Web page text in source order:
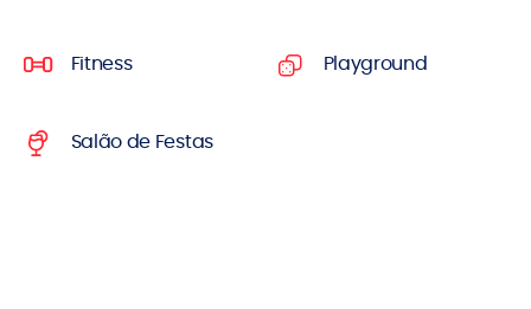
Fitness Playground
Salão de Festas